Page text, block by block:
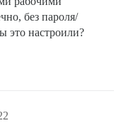
без пароля/
это настроили?